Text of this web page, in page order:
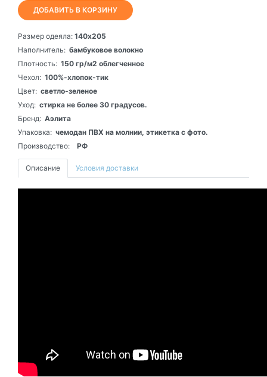
ДОБАВИТЬ В КОРЗИНУ
Размер одеяла: 140х205
Наполнитель: бамбуковое волокно
Плотность: 150 гр/м2 облегченное
Чехол: 100%-хлопок-тик
Цвет: светло-зеленое
Уход: стирка не более 30 градусов.
Бренд: Аэлита
Упаковка: чемодан ПВХ на молнии, этикетка с фото.
Производство:
РФ
Описание Условия доставки